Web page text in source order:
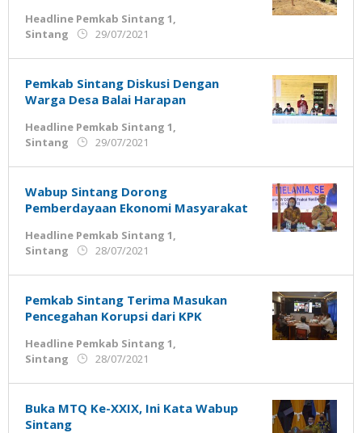
Headline Pemkab Sintang 1,
Sintang
29/07/2021
Ujung
Jemari
Pemkab Sintang Diskusi Dengan
Warga Desa Balai Harapan
Headline Pemkab Sintang 1,
Sintang
29/07/2021
Ujung
Jemari
Wabup Sintang Dorong
Pemberdayaan Ekonomi Masyarakat
Headline Pemkab Sintang 1,
Sintang
28/07/2021
Ujung
Jemari
Pemkab Sintang Terima Masukan
Pencegahan Korupsi dari KPK
Headline Pemkab Sintang 1,
Sintang
28/07/2021
Ujung
Jemari
Buka MTQ Ke-XXIX, Ini Kata Wabup
Sintang